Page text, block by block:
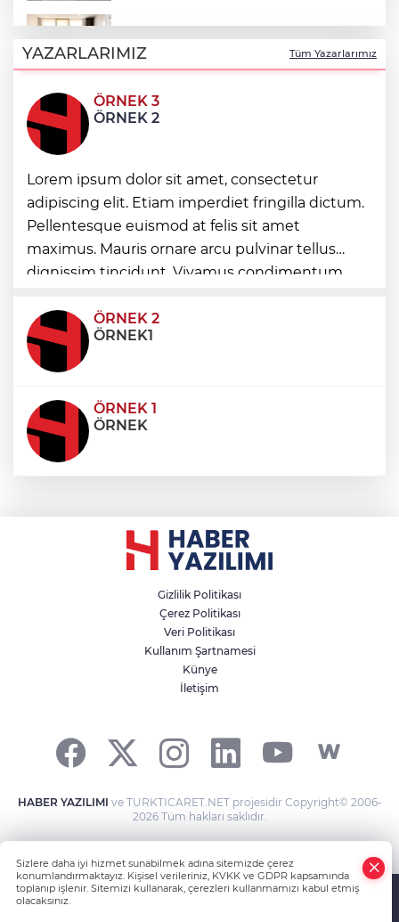
nezaket ziyareti
İstanbul Maltepe’de çocuklar kitapların
renkli dünyasında
Edirne Keşan’dan Elazığ'a gönül köprüsü
Bursa Tabip Odası: Hekimlik 5 dakikaya
sığmaz
YAZARLARIMIZ Tüm Yazarlarımız
ÖRNEK 3
ÖRNEK 2
Lorem ipsum dolor sit amet, consectetur
adipiscing elit. Etiam imperdiet fringilla dictum.
Pellentesque euismod at felis sit amet
maximus. Mauris ornare arcu pulvinar tellus
dignissim tincidunt. Vivamus condimentum
condimentum eros et, faucibus sapien. Praese
ÖRNEK 2
ÖRNEK1
ÖRNEK 1
ÖRNEK
Gizlilik Politikası
Çerez Politikası
Veri Politikası
Kullanım Şartnamesi
Künye
İletişim
HABER YAZILIMI ve TURKTICARET.NET projesidir Copyright© 2006-
2026 Tüm hakları saklıdır.
Sizlere daha iyi hizmet sunabilmek adına sitemizde çerez
konumlandırmaktayız. Kişisel verileriniz, KVKK ve GDPR kapsamında
toplanıp işlenir. Sitemizi kullanarak, çerezleri kullanmamızı kabul etmiş
olacaksınız.